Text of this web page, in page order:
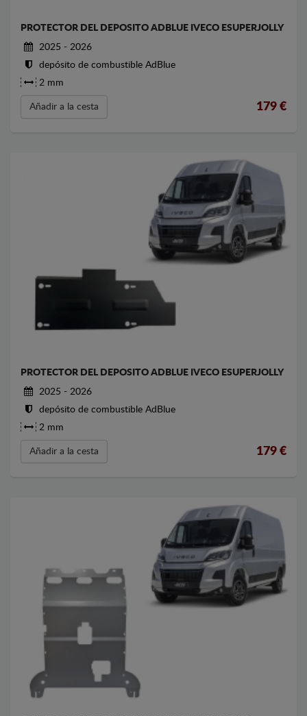
PROTECTOR DEL DEPOSITO ADBLUE IVECO ESUPERJOLLY
2025 - 2026
depósito de combustible AdBlue
2 mm
Añadir a la cesta 179 €
PROTECTOR DEL DEPOSITO ADBLUE IVECO ESUPERJOLLY
2025 - 2026
depósito de combustible AdBlue
2 mm
Añadir a la cesta 179 €